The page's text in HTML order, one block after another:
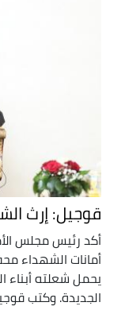
قوجيل: إرث
أكد رئيس مجلس
أمانات الشهداء
يحمل شعلته أبناء
الجديدة. وكتب